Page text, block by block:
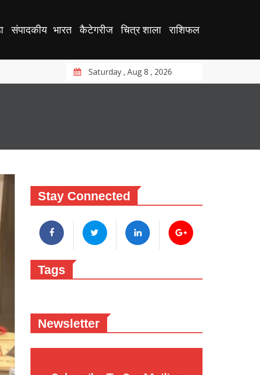
संपादकीय भारत कैटेगरीज चित्र शाला राशिफल
Saturday , Aug 8 , 2026
Stay Connected
Tags
Newsletter